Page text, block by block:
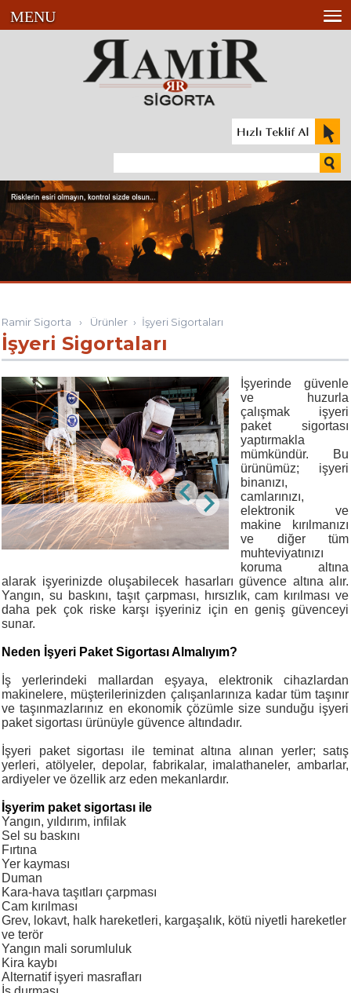
MENU
Ramir Sigorta › Ürünler › İşyeri Sigortaları
İşyeri Sigortaları
İşyerinde güvenle
ve huzurla
çalışmak işyeri
paket sigortası
yaptırmakla
mümkündür. Bu
ürünümüz; işyeri
binanızı,
camlarınızı,
elektronik ve
makine kırılmanızı
ve diğer tüm
muhteviyatınızı
koruma altına
alarak işyerinizde oluşabilecek hasarları güvence altına alır.
Yangın, su baskını, taşıt çarpması, hırsızlık, cam kırılması ve
daha pek çok riske karşı işyeriniz için en geniş güvenceyi
sunar.
Neden İşyeri Paket Sigortası Almalıyım?
İş yerlerindeki mallardan eşyaya, elektronik cihazlardan
makinelere, müşterilerinizden çalışanlarınıza kadar tüm taşınır
ve taşınmazlarınız en ekonomik çözümle size sunduğu işyeri
paket sigortası ürünüyle güvence altındadır.
İşyeri paket sigortası ile teminat altına alınan yerler; satış
yerleri, atölyeler, depolar, fabrikalar, imalathaneler, ambarlar,
ardiyeler ve özellik arz eden mekanlardır.
İşyerim paket sigortası ile
Yangın, yıldırım, infilak
Sel su baskını
Fırtına
Yer kayması
Duman
Kara-hava taşıtları çarpması
Cam kırılması
Grev, lokavt, halk hareketleri, kargaşalık, kötü niyetli hareketler
ve terör
Yangın mali sorumluluk
Kira kaybı
Alternatif işyeri masrafları